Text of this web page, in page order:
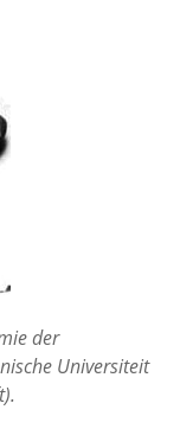
der
Universiteit